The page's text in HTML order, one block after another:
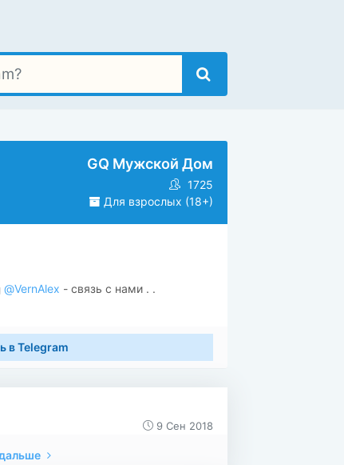
GQ Мужской Дом
1725
Для взрослых (18+)
@VernAlex - связь с нами . .
в Telegram
9 Сен 2018